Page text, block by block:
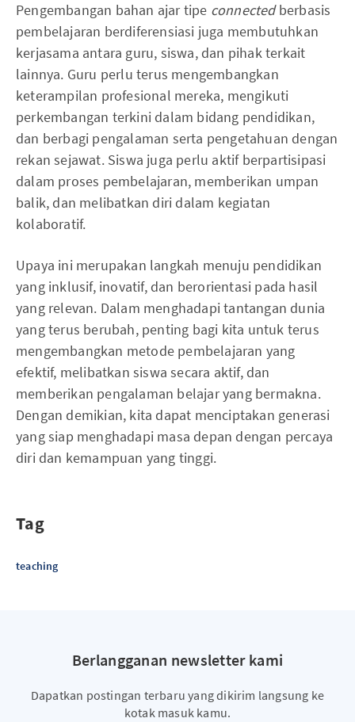
Pengembangan bahan ajar tipe connectedberbasis
pembelajaran berdiferensiasi juga membutuhkan
kerjasama antara guru, siswa, dan pihak terkait
lainnya. Guru perlu terus mengembangkan
keterampilan profesional mereka, mengikuti
perkembangan terkini dalam bidang pendidikan,
dan berbagi pengalaman serta pengetahuan dengan
rekan sejawat. Siswa juga perlu aktif berpartisipasi
dalam proses pembelajaran, memberikan umpan
balik, dan melibatkan diri dalam kegiatan
kolaboratif.
Upaya ini merupakan langkah menuju pendidikan
yang inklusif, inovatif, dan berorientasi pada hasil
yang relevan. Dalam menghadapi tantangan dunia
yang terus berubah, penting bagi kita untuk terus
mengembangkan metode pembelajaran yang
efektif, melibatkan siswa secara aktif, dan
memberikan pengalaman belajar yang bermakna.
Dengan demikian, kita dapat menciptakan generasi
yang siap menghadapi masa depan dengan percaya
diri dan kemampuan yang tinggi.
Tag
teaching
Berlangganan newsletter kami
Dapatkan postingan terbaru yang dikirim langsung ke
kotak masuk kamu.